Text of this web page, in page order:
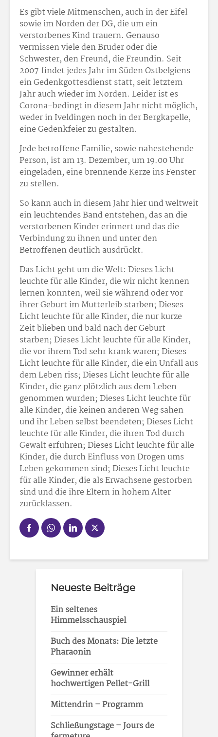
Es gibt viele Mitmenschen, auch in der Eifel
sowie im Norden der DG, die um ein
verstorbenes Kind trauern. Genauso
vermissen viele den Bruder oder die
Schwester, den Freund, die Freundin. Seit
2007 findet jedes Jahr im Süden Ostbelgiens
ein Gedenkgottesdienst statt, seit letztem
Jahr auch wieder im Norden. Leider ist es
Corona-bedingt in diesem Jahr nicht möglich,
weder in Iveldingen noch in der Bergkapelle,
eine Gedenkfeier zu gestalten.
Jede betroffene Familie, sowie nahestehende
Person, ist am 13. Dezember, um 19.00 Uhr
eingeladen, eine brennende Kerze ins Fenster
zu stellen.
So kann auch in diesem Jahr hier und weltweit
ein leuchtendes Band entstehen, das an die
verstorbenen Kinder erinnert und das die
Verbindung zu ihnen und unter den
Betroffenen deutlich ausdrückt.
Das Licht geht um die Welt: Dieses Licht
leuchte für alle Kinder, die wir nicht kennen
lernen konnten, weil sie während oder vor
ihrer Geburt im Mutterleib starben; Dieses
Licht leuchte für alle Kinder, die nur kurze
Zeit blieben und bald nach der Geburt
starben; Dieses Licht leuchte für alle Kinder,
die vor ihrem Tod sehr krank waren; Dieses
Licht leuchte für alle Kinder, die ein Unfall aus
dem Leben riss; Dieses Licht leuchte für alle
Kinder, die ganz plötzlich aus dem Leben
genommen wurden; Dieses Licht leuchte für
alle Kinder, die keinen anderen Weg sahen
und ihr Leben selbst beendeten; Dieses Licht
leuchte für alle Kinder, die ihren Tod durch
Gewalt erfuhren; Dieses Licht leuchte für alle
Kinder, die durch Einfluss von Drogen ums
Leben gekommen sind; Dieses Licht leuchte
für alle Kinder, die als Erwachsene gestorben
sind und die ihre Eltern in hohem Alter
zurücklassen.
Neueste Beiträge
Ein seltenes
Himmelsschauspiel
Buch des Monats: Die letzte
Pharaonin
Gewinner erhält
hochwertigen Pellet-Grill
Mittendrin – Programm
Schließungstage – Jours de